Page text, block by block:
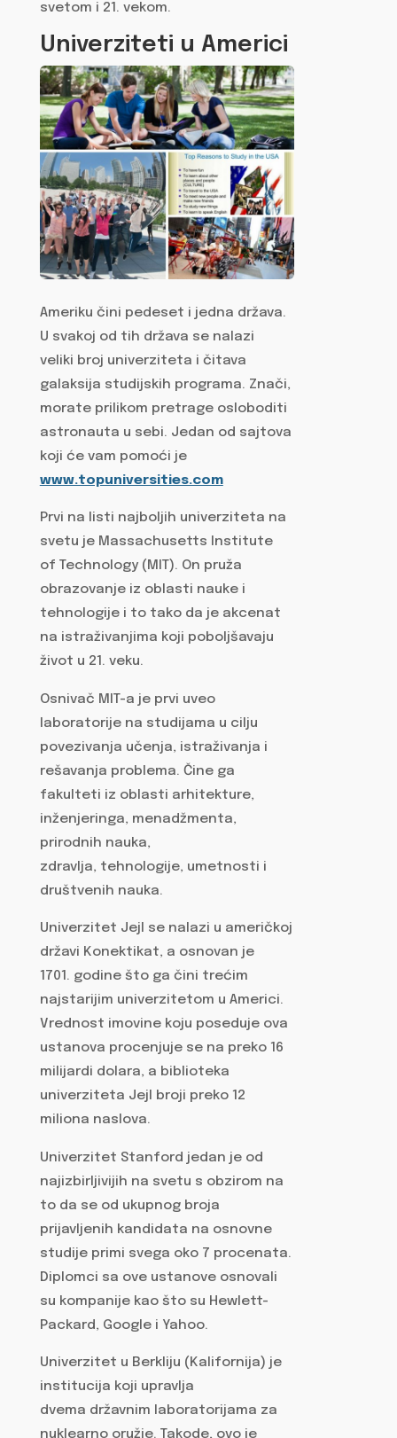
svetom i 21. vekom.
Univerziteti u Americi
Ameriku čini pedeset i jedna država.
U svakoj od tih država se nalazi
veliki broj univerziteta i čitava
galaksija studijskih programa. Znači,
morate prilikom pretrage osloboditi
astronauta u sebi. Jedan od sajtova
koji će vam pomoći je
www.topuniversities.com
Prvi na listi najboljih univerziteta na
svetu je Massachusetts Institute
of Technology (MIT). On pruža
obrazovanje iz oblasti nauke i
tehnologije i to tako da je akcenat
na istraživanjima koji poboljšavaju
život u 21. veku.
Osnivač MIT-a je prvi uveo
laboratorije na studijama u cilju
povezivanja učenja, istraživanja i
rešavanja problema. Čine ga
fakulteti iz oblasti arhitekture,
inženjeringa, menadžmenta,
prirodnih nauka,
zdravlja, tehnologije, umetnosti i
društvenih nauka.
Univerzitet Jejl se nalazi u američkoj
državi Konektikat, a osnovan je
1701. godine što ga čini trećim
najstarijim univerzitetom u Americi.
Vrednost imovine koju poseduje ova
ustanova procenjuje se na preko 16
milijardi dolara, a biblioteka
univerziteta Jejl broji preko 12
miliona naslova.
Univerzitet Stanford jedan je od
najizbirljivijih na svetu s obzirom na
to da se od ukupnog broja
prijavljenih kandidata na osnovne
studije primi svega oko 7 procenata.
Diplomci sa ove ustanove osnovali
su kompanije kao što su Hewlett-
Packard, Google i Yahoo.
Univerzitet u Berkliju (Kalifornija) je
institucija koji upravlja
dvema državnim laboratorijama za
nuklearno oružje. Takode, ovo je